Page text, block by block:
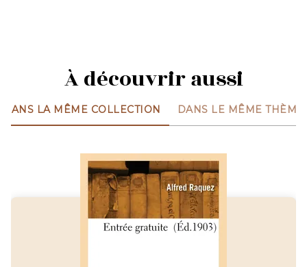
À découvrir aussi
DANS LA MÊME COLLECTION DANS LE MÊME THÈME